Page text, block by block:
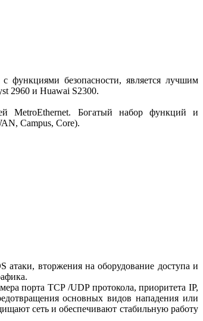
функциями безопасности, является лучшим
2960 и Huawai S2300.
MetroEthernet. Богатый набор функций и
Campus, Core).
вторжения на оборудование доступа и
порта TCP /UDP протокола, приоритета IP,
основных видов нападения или
сеть и обеспечивают стабильную работу